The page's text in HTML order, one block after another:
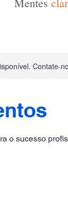
Contate-
o sucesso